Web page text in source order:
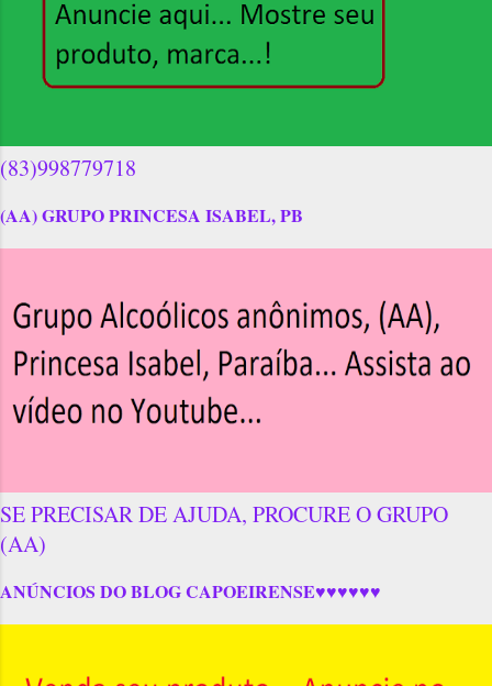
(83)998779718
(AA) GRUPO PRINCESA ISABEL, PB
SE PRECISAR DE AJUDA, PROCURE O GRUPO
(AA)
ANÚNCIOS DO BLOG CAPOEIRENSE♥♥♥♥♥♥